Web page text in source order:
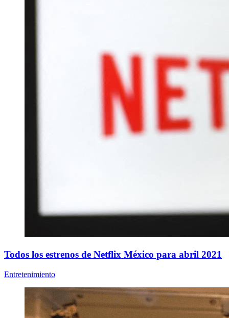
Todos los estrenos de Netflix México para abril 2021
Entretenimiento